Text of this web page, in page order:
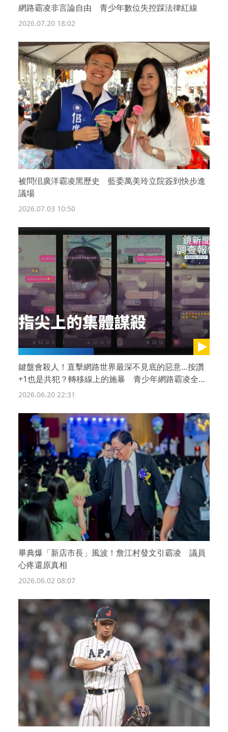
網路霸凌非言論自由 青少年數位失控踩法律紅線
2026.07.20 18:02
被問佀廣洋霸凌黑歷史 藍委萬美玲立院簽到快步進
議場
2026.07.03 10:50
鍵盤會殺人！直擊網路世界最深不見底的惡意…按讚
+1也是共犯？轉移線上的施暴 青少年網路霸凌全面
失控｜憂鬱圍城 被靜音的青春
2026.06.20 22:31
畢典爆「新店市長」風波！詹江村發文引霸凌 議員
心疼還原真相
2026.06.02 08:07